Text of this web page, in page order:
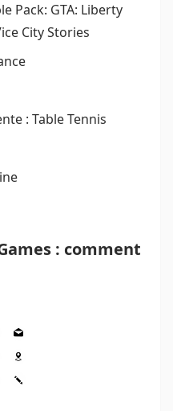
Pack: GTA: Liberty
City Stories
: Table Tennis
: comment